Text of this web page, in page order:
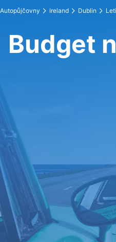
Autopůjčovny Ireland Dublin
Budget